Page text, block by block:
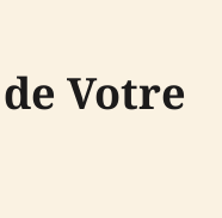
Votre